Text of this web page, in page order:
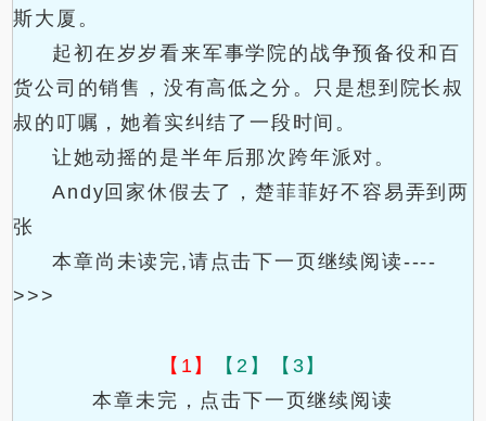
斯大厦。
起初在岁岁看来军事学院的战争预备役和百
货公司的销售，没有高低之分。只是想到院长叔
叔的叮嘱，她着实纠结了一段时间。
让她动摇的是半年后那次跨年派对。
Andy回家休假去了，楚菲菲好不容易弄到两
张
本章尚未读完,请点击下一页继续阅读----
>>>
【1】 【2】
【3】
本章未完，点击下一页继续阅读